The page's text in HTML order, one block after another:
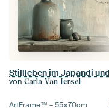
von Carla Van Iersel
ArtFrame™ –55×70cm